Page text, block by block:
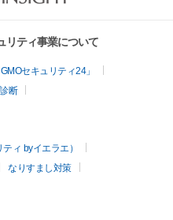
リティ事業について
セキュリティ24」
断
ィ byイエラエ）
なりすまし対策